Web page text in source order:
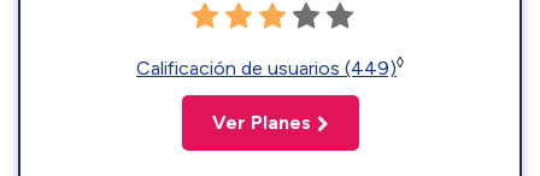
Calificación de usuarios (449)◊
Ver Planes